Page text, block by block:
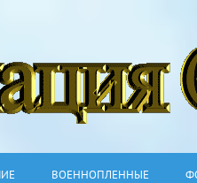
ВОЕННОПЛЕННЫЕ